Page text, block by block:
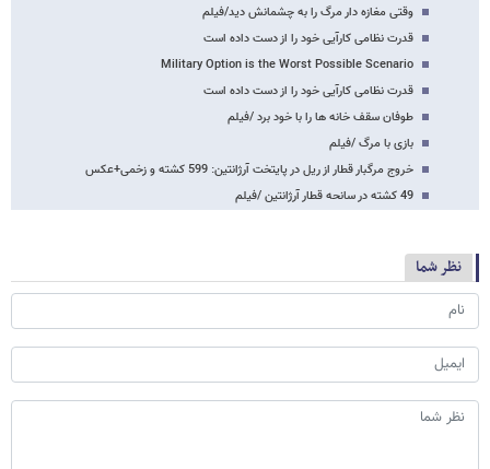
وقتی مغازه دار مرگ را به چشمانش دید/فیلم
قدرت نظامی کارآیی خود را از دست داده است
Military Option is the Worst Possible Scenario
قدرت نظامی کارآیی خود را از دست داده است
طوفان سقف خانه ها را با خود برد /فیلم
بازی با مرگ /فیلم
خروج مرگبار قطار از ریل در پایتخت آرژانتین: 599 کشته و زخمی+عکس
49 کشته در سانحه قطار آرژانتین /فیلم
نظر شما